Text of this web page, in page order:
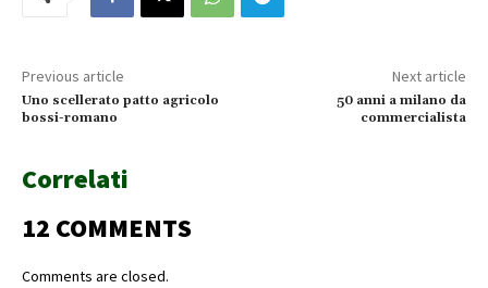
Previous article
Uno scellerato patto agricolo
bossi-romano
Next article
50 anni a milano da
commercialista
Correlati
12 COMMENTS
Comments are closed.